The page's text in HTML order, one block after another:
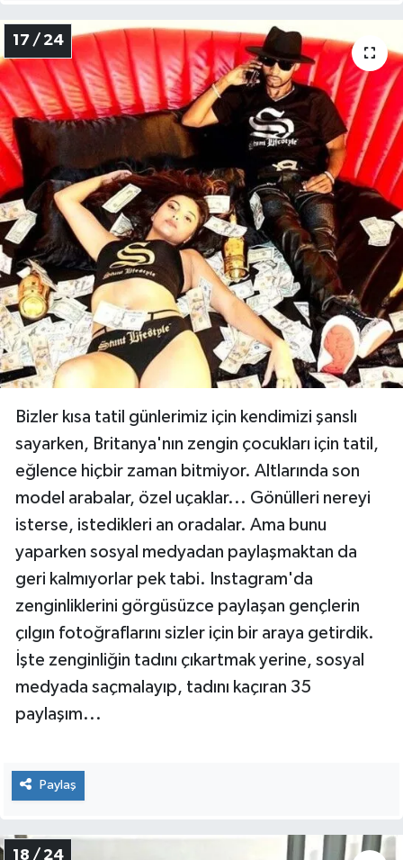
isterse, istedikleri an oradalar. Ama bunu
yaparken sosyal medyadan paylaşmaktan da
geri kalmıyorlar pek tabi. Instagram'da
zenginliklerini görgüsüzce paylaşan gençlerin
çılgın fotoğraflarını sizler için bir araya getirdik.
İşte zenginliğin tadını çıkartmak yerine, sosyal
medyada saçmalayıp, tadını kaçıran 35
paylaşım...
Paylaş
17 / 24
Bizler kısa tatil günlerimiz için kendimizi şanslı
eğlence hiçbir zaman bitmiyor. Altlarında son
isterse, istedikleri an oradalar. Ama bunu